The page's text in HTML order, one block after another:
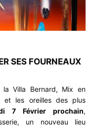
SES FOURNEAUX
la Villa Bernard, Mix en
et les oreilles des plus
7 Février prochain,
un nouveau lieu